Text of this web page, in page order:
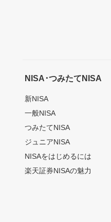
NISA･つみたてNISA
新NISA
一般NISA
つみたてNISA
ジュニアNISA
NISAをはじめるには
楽天証券NISAの魅力